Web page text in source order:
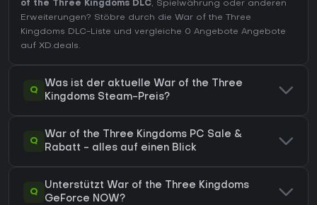
of the Three Kingdoms DLC, Spielwährung oder anderen
Erweiterungen? Stöbre durch die War of the Three
Kingdoms DLC-Liste und vergleiche 0 Angebote Angebote
auf XD.deals.
Q
Was ist der aktuelle War of the Three
Kingdoms Steam-Preis?
Q
War of the Three Kingdoms PC Sale &
Rabatt - alles auf einen Blick
Q
Unterstützt War of the Three Kingdoms
GeForce NOW?